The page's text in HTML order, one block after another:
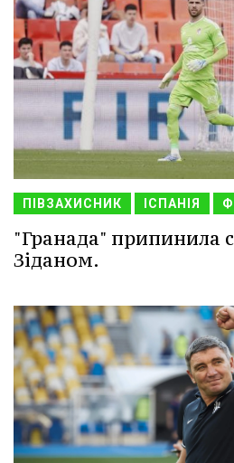
ПІВЗАХИСНИК ІСПАНІЯ
"Гранада" припинила
Зіданом.